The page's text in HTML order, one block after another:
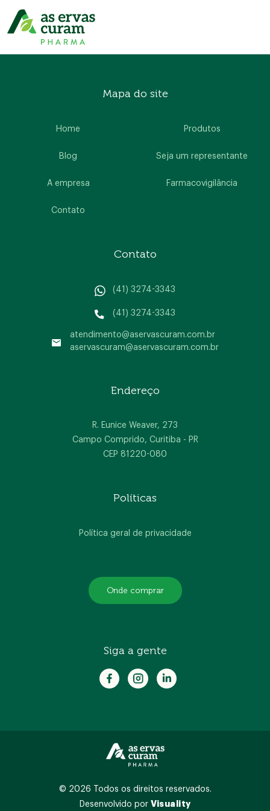
Mapa do site
Home
Blog
A empresa
Contato
Produtos
Seja um representante
Farmacovigilância
Contato
(41) 3274-3343
(41) 3274-3343
atendimento@aservascuram.com.br
aservascuram@aservascuram.com.br
Endereço
R. Eunice Weaver, 273
Campo Comprido, Curitiba - PR
CEP 81220-080
Políticas
Política geral de privacidade
Onde comprar
Siga a gente
© 2026 Todos os direitos reservados.
Desenvolvido por Visuality